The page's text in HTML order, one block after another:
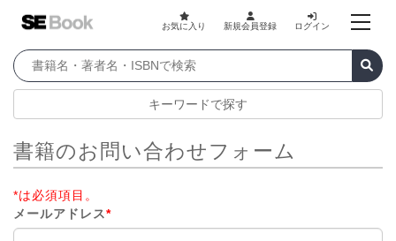
お気に入り 新規会員登録 ログイン
キーワードで探す
書籍のお問い合わせフォーム
*は必須項目。
メールアドレス*